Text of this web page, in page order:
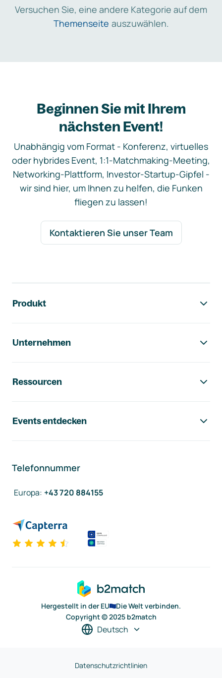
Versuchen Sie, eine andere Kategorie auf dem
Themenseite auszuwählen.
Beginnen Sie mit Ihrem
nächsten Event!
Unabhängig vom Format - Konferenz, virtuelles
oder hybrides Event, 1:1-Matchmaking-Meeting,
Networking-Plattform, Investor-Startup-Gipfel -
wir sind hier, um Ihnen zu helfen, die Funken
fliegen zu lassen!
Kontaktieren Sie unser Team
Produkt
Unternehmen
Ressourcen
Events entdecken
Telefonnummer
Europa: +43 720 884155
Hergestellt in der EU
Die Welt verbinden.
Copyright © 2025 b2match
Deutsch
Datenschutzrichtlinien